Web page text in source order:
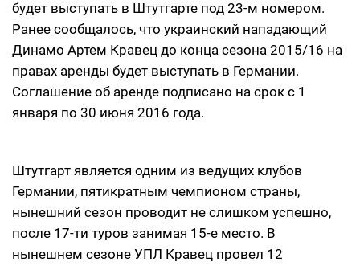
будет выступать в Штутгарте под 23-м номером.
Ранее сообщалось, что украинский нападающий
Динамо Артем Кравец до конца сезона 2015/16 на
правах аренды будет выступать в Германии.
Соглашение об аренде подписано на срок с 1
января по 30 июня 2016 года.
Штутгарт является одним из ведущих клубов
Германии, пятикратным чемпионом страны,
нынешний сезон проводит не слишком успешно,
после 17-ти туров занимая 15-е место. В
нынешнем сезоне УПЛ Кравец провел 12